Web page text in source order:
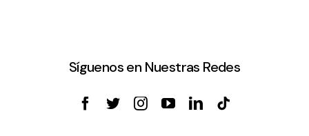
Síguenos en Nuestras Redes